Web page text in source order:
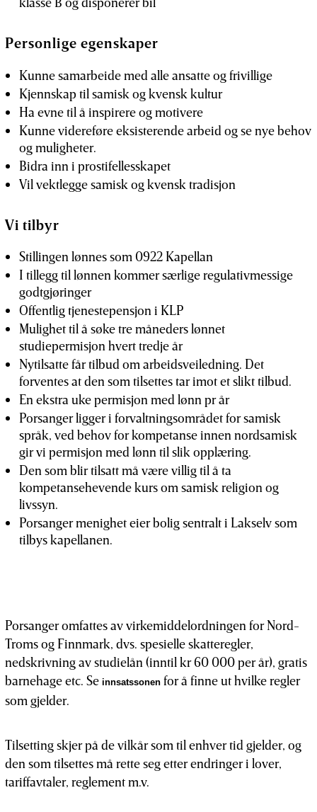
Personlige egenskaper
Kunne samarbeide med alle ansatte og frivillige
Kjennskap til samisk og kvensk kultur
Ha evne til å inspirere og motivere
Kunne videreføre eksisterende arbeid og se nye behov
og muligheter.
Bidra inn i prostifellesskapet
Vil vektlegge samisk og kvensk tradisjon
Vi tilbyr
Stillingen lønnes som 0922 Kapellan
I tillegg til lønnen kommer særlige regulativmessige
godtgjøringer
Offentlig tjenestepensjon i KLP
Mulighet til å søke tre måneders lønnet
studiepermisjon hvert tredje år
Nytilsatte får tilbud om arbeidsveiledning. Det
forventes at den som tilsettes tar imot et slikt tilbud.
En ekstra uke permisjon med lønn pr år
Porsanger ligger i forvaltningsområdet for samisk
språk, ved behov for kompetanse innen nordsamisk
gir vi permisjon med lønn til slik opplæring.
Den som blir tilsatt må være villig til å ta
kompetansehevende kurs om samisk religion og
livssyn.
Porsanger menighet eier bolig sentralt i Lakselv som
tilbys kapellanen.
Porsanger omfattes av virkemiddelordningen for Nord-
Troms og Finnmark, dvs. spesielle skatteregler,
nedskrivning av studielån (inntil kr 60 000 per år), gratis
barnehage etc. Seinnsatssonen for å finne ut hvilke regler
som gjelder.
Tilsetting skjer på de vilkår som til enhver tid gjelder, og
den som tilsettes må rette seg etter endringer i lover,
tariffavtaler, reglement m.v.